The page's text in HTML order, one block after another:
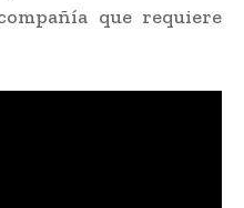
que requiere